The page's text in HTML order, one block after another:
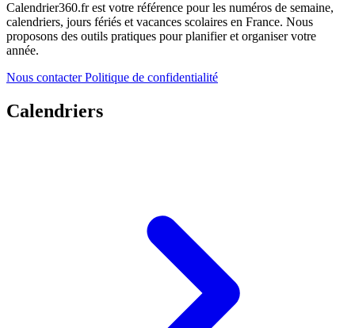
Calendrier360.fr est votre référence pour les numéros de semaine,
calendriers, jours fériés et vacances scolaires en France. Nous
proposons des outils pratiques pour planifier et organiser votre
année.
Nous contacterPolitique de confidentialité
Calendriers